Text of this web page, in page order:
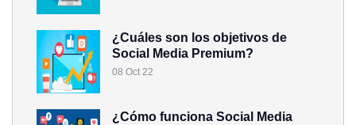
¿Cuáles son los objetivos de
Social Media Premium?
08 Oct 22
¿Cómo funciona Social Media